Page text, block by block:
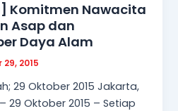
Komitmen Nawacita
Asap dan
Daya Alam
2015
29 Oktober 2015 Jakarta,
29 Oktober 2015 – Setiap